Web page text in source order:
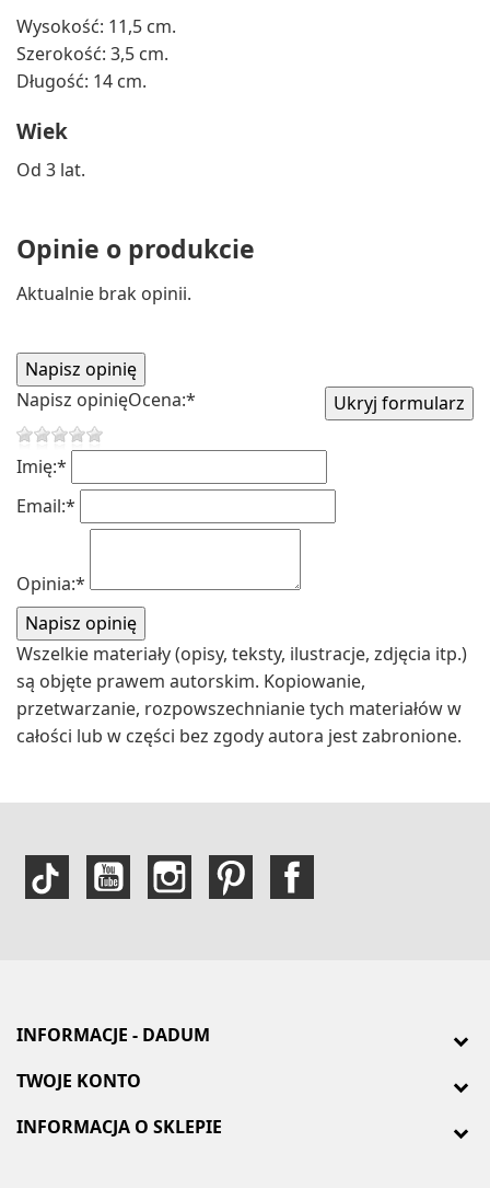
Wysokość: 11,5 cm.
Szerokość: 3,5 cm.
Długość: 14 cm.
Wiek
Od 3 lat.
Opinie o produkcie
Aktualnie brak opinii.
Napisz opinięOcena:*
Imię:*
Email:*
Opinia:*
Wszelkie materiały (opisy, teksty, ilustracje, zdjęcia itp.)
są objęte prawem autorskim. Kopiowanie,
przetwarzanie, rozpowszechnianie tych materiałów w
całości lub w części bez zgody autora jest zabronione.
INFORMACJE - DADUM
TWOJE KONTO
INFORMACJA O SKLEPIE